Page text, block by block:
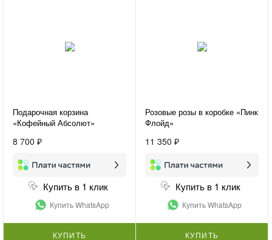
Подарочная корзина
«Кофейный Абсолют»
8 700 ₽
Купить в 1 клик
Купить WhatsApp
КУПИТЬ
Розовые розы в коробке «Пинк
Флойд»
11 350 ₽
Купить в 1 клик
Купить WhatsApp
КУПИТЬ